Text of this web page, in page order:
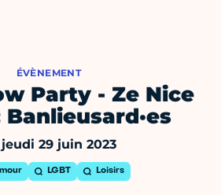
ÉVÈNEMENT
Party - Ze Nice
Banlieusard·es
jeudi 29 juin 2023
LGBT Loisirs